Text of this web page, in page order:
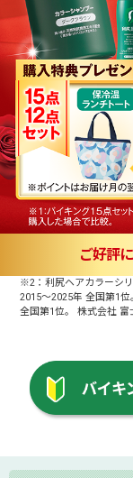
ご好評
※2：利尻ヘアカラーシ
2015～2025年 全国第1
全国第1位。 株式会社